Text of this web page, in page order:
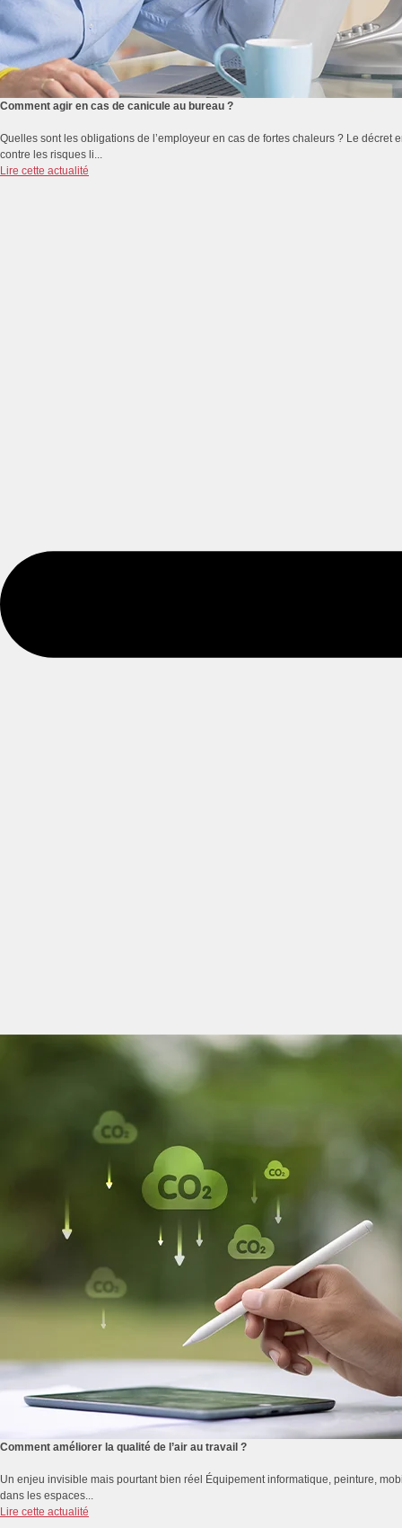
Comment agir en cas de canicule au bureau ?
Quelles sont les obligations de l’employeur en cas de fortes chaleurs ? Le
contre les risques li...
Lire cette actualité
Comment améliorer la qualité de l’air au travail ?
Un enjeu invisible mais pourtant bien réel Équipement informatique, peinture,
dans les espaces...
Lire cette actualité